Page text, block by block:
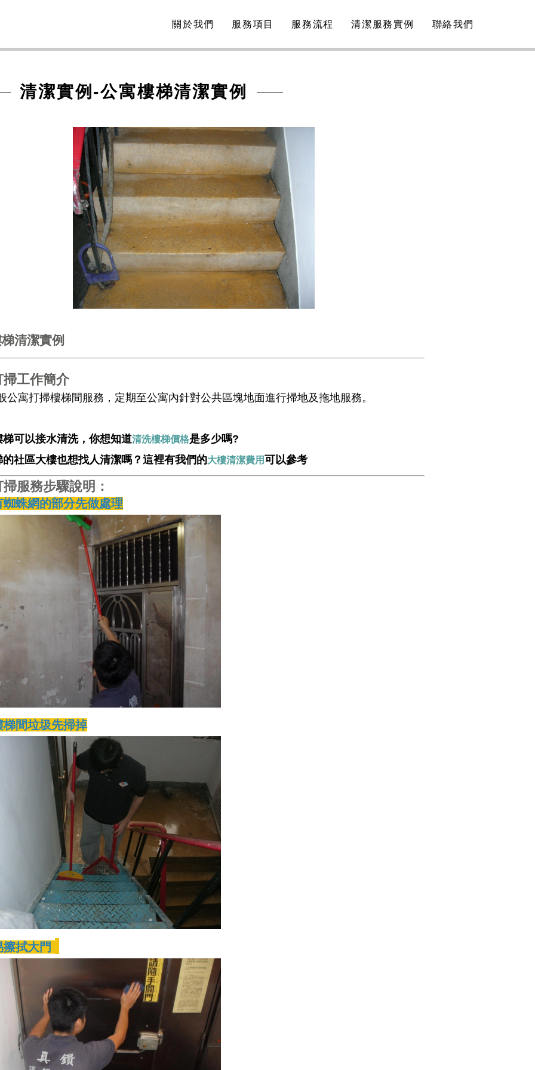
關於我們 服務項目 服務流程 清潔服務實例 聯絡我們
清潔實例-公寓樓梯清潔實例
清潔實例
掃工作簡介
公寓打掃樓梯間服務，定期至公寓內針對公共區塊地面進行掃地及拖地服務。
梯可以接水清洗，你想知道清洗樓梯價格是多少嗎?
的社區大樓也想找人清潔嗎？這裡有我們的大樓清潔費用可以參考
服務步驟說明：
蜘蛛網的部分先做處理
梯間垃圾先掃掉
拭大門